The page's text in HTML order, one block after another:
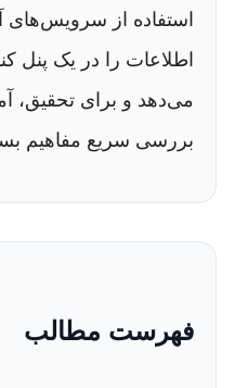
استفاده از سرویس‌های
اطلاعات را در یک پنل
می‌دهد و برای تحقیق،
بررسی سریع مفاهیم
فهرست مطالب